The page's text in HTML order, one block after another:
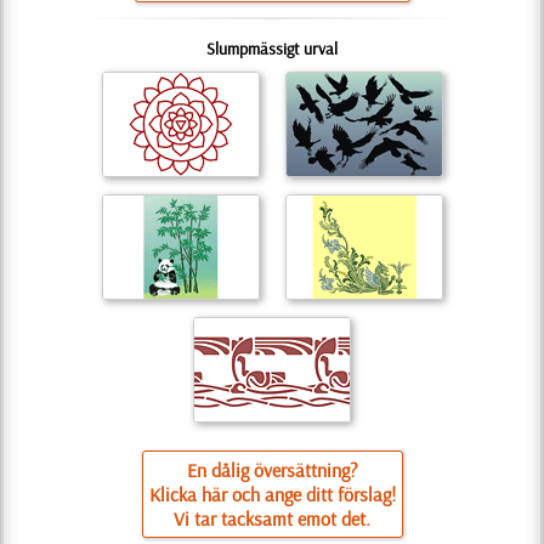
Slumpmässigt urval
En dålig översättning?
Klicka här och ange ditt förslag!
Vi tar tacksamt emot det.